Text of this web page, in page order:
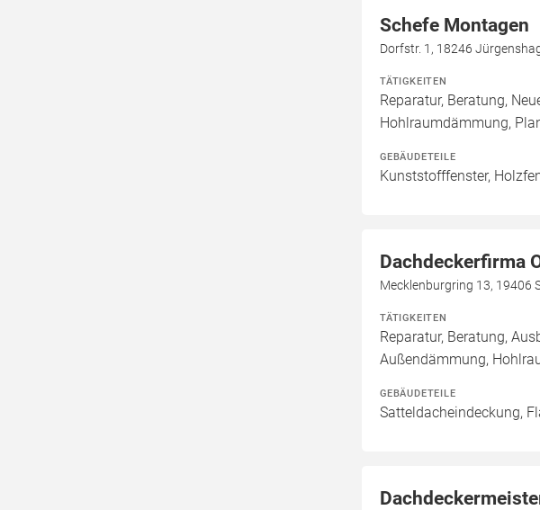
Schefe Montagen
Dorfstr. 1, 18246
TÄTIGKEITEN
Reparatur, Beratung,
Hohlraumdämmung,
GEBÄUDETEILE
Kunststofffenster,
Dachdeckerfirma
Mecklenburgring 13, 19406
TÄTIGKEITEN
Reparatur, Beratung,
Außendämmung,
GEBÄUDETEILE
Satteldacheindeckung,